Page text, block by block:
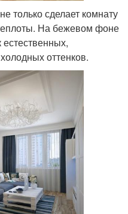
только сделает комнату
На бежевом фоне
естественных,
оттенков.